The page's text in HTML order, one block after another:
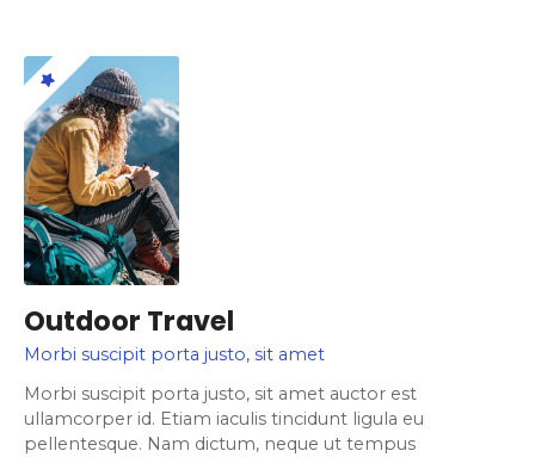
Outdoor Travel
Morbi suscipit porta justo, sit amet
Morbi suscipit porta justo, sit amet auctor est
ullamcorper id. Etiam iaculis tincidunt ligula eu
pellentesque. Nam dictum, neque ut tempus